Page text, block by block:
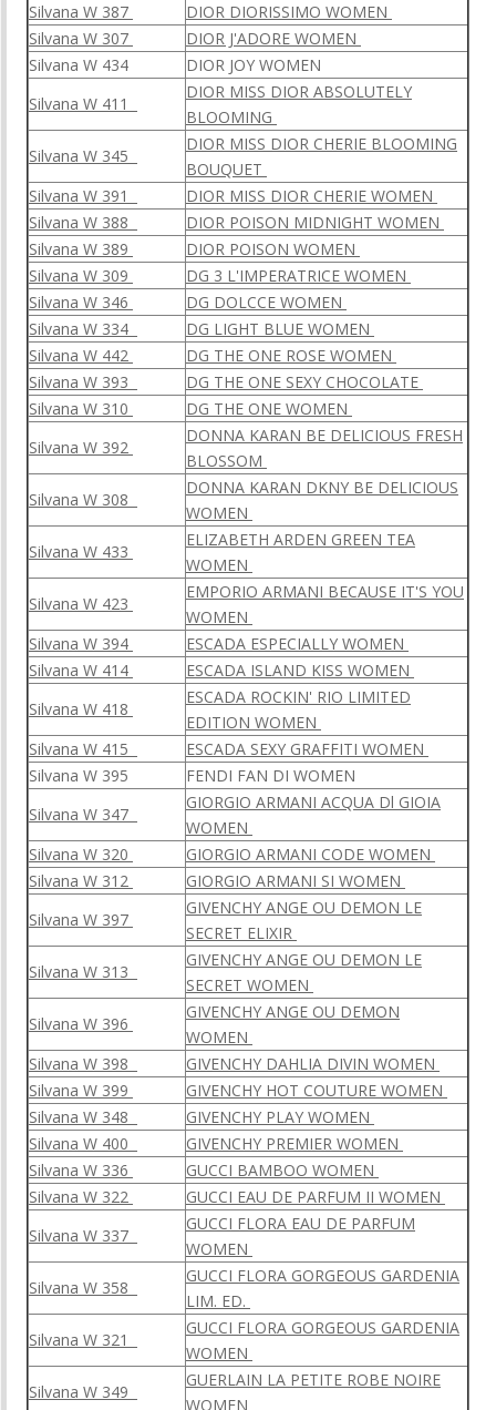
Silvana W 387
DIOR DIORISSIMO WOMEN
Silvana W 307
DIOR J'ADORE WOMEN
Silvana W 434
DIOR JOY WOMEN
Silvana W 411
DIOR MISS DIOR ABSOLUTELY
BLOOMING
Silvana W 345
DIOR MISS DIOR CHERIE BLOOMING
BOUQUET
Silvana W 391
DIOR MISS DIOR CHERIE WOMEN
Silvana W 388
DIOR POISON MIDNIGHT WOMEN
Silvana W 389
DIOR POISON WOMEN
Silvana W 309
DG 3 L'IMPERATRICE WOMEN
Silvana W 346
DG DOLCCE WOMEN
Silvana W 334
DG LIGHT BLUE WOMEN
Silvana W 442
DG THE ONE ROSE WOMEN
Silvana W 393
DG THE ONE SEXY CHOCOLATE
Silvana W 310
DG THE ONE WOMEN
Silvana W 392
DONNA KARAN BE DELICIOUS FRESH
BLOSSOM
Silvana W 308
DONNA KARAN DKNY BE DELICIOUS
WOMEN
Silvana W 433
ELIZABETH ARDEN GREEN TEA
WOMEN
Silvana W 423
EMPORIO ARMANI BECAUSE IT'S YOU
WOMEN
Silvana W 394
ESCADA ESPECIALLY WOMEN
Silvana W 414
ESCADA ISLAND KISS WOMEN
Silvana W 418
ESCADA ROCKIN' RIO LIMITED
EDITION WOMEN
Silvana W 415
ESCADA SEXY GRAFFITI WOMEN
Silvana W 395
FENDI FAN DI WOMEN
Silvana W 347
GIORGIO ARMANI ACQUA Dl GIOIA
WOMEN
Silvana W 320
GIORGIO ARMANI CODE WOMEN
Silvana W 312
GIORGIO ARMANI SI WOMEN
Silvana W 397
GIVENCHY ANGE OU DEMON LE
SECRET ELIXIR
Silvana W 313
GIVENCHY ANGE OU DEMON LE
SECRET WOMEN
Silvana W 396
GIVENCHY ANGE OU DEMON
WOMEN
Silvana W 398
GIVENCHY DAHLIA DIVIN WOMEN
Silvana W 399
GIVENCHY HOT COUTURE WOMEN
Silvana W 348
GIVENCHY PLAY WOMEN
Silvana W 400
GIVENCHY PREMIER WOMEN
Silvana W 336
GUCCI BAMBOO WOMEN
Silvana W 322
GUCCI EAU DE PARFUM II WOMEN
Silvana W 337
GUCCI FLORA EAU DE PARFUM
WOMEN
Silvana W 358
GUCCI FLORA GORGEOUS GARDENIA
LIM. ED.
Silvana W 321
GUCCI FLORA GORGEOUS GARDENIA
WOMEN
Silvana W 349
GUERLAIN LA PETITE ROBE NOIRE
WOMEN